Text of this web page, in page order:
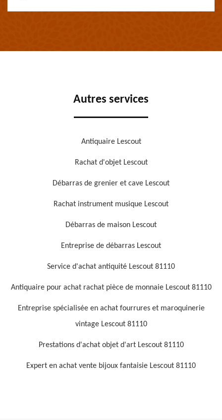
Autres services
Antiquaire Lescout
Rachat d'objet Lescout
Débarras de grenier et cave Lescout
Rachat instrument musique Lescout
Débarras de maison Lescout
Entreprise de débarras Lescout
Service d'achat antiquité Lescout 81110
Antiquaire pour achat rachat pièce de monnaie Lescout 81110
Entreprise spécialisée en achat fourrures et maroquinerie
vintage Lescout 81110
Prestations d'achat objet d'art Lescout 81110
Expert en achat vente bijoux fantaisie Lescout 81110